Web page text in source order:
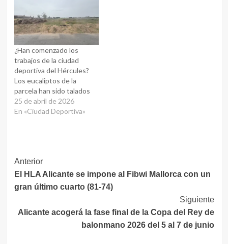
¿Han comenzado los
trabajos de la ciudad
deportiva del Hércules?
Los eucaliptos de la
parcela han sido talados
25 de abril de 2026
En «Ciudad Deportiva»
Navegación
de
entradas
Anterior
El HLA Alicante se impone al Fibwi Mallorca con un
gran último cuarto (81-74)
Siguiente
Alicante acogerá la fase final de la Copa del Rey de
balonmano 2026 del 5 al 7 de junio